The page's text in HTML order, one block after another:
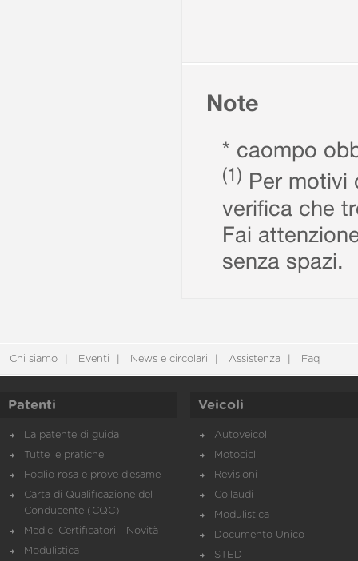
Note
* caompo
(1) Per motivi
verifica che
Fai
senza spazi.
Chi siamo Eventi News e circolari Assistenza Faq
Patenti
La patente di guida
Tutte le pratiche
Foglio rosa e prove d’esame
Carta di Qualificazione del
Conducente (CQC)
Medici Certificatori - Novità
Modulistica
Veicoli
Autoveicoli
Motocicli
Revisioni
Collaudi
Modulistica
Documento Unico
STED